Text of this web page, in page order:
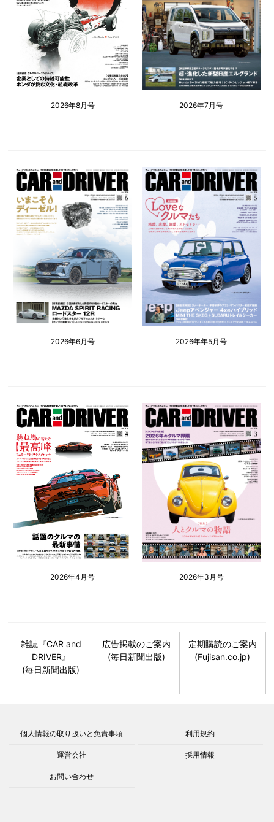
2026年8月号 2026年7月号
2026年6月号 2026年年5月号
2026年4月号 2026年3月号
雑誌『CAR and
DRIVER』
(毎日新聞出版)
広告掲載のご案内
(毎日新聞出版)
定期購読のご案内
(Fujisan.co.jp)
個人情報の取り扱いと免責事項 利用規約
運営会社 採用情報
お問い合わせ